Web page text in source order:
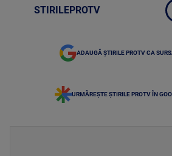
STIRILEPROTV
ADAUGĂ ȘTIRILE PROTV CA
URMĂREȘTE ȘTIRILE PROTV ÎN